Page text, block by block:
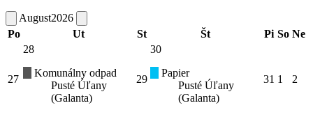
August2026
Po
Ut St Št Pi So Ne
27
28
Komunálny odpad
Pusté Úľany
(Galanta)
29
30
Papier
Pusté Úľany
(Galanta)
31 1 2